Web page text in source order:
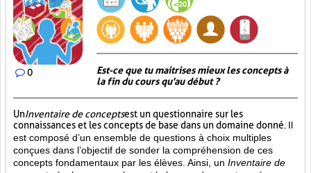
0
Est-ce que tu maitrises mieux les concepts à
la fin du cours qu'au début ?
UnInventaire de conceptsest un questionnaire sur les
connaissances et les concepts de base dans un domaine donné. Il
est composé d’un ensemble de questions à choix multiples
conçues dans l’objectif de sonder la compréhension de ces
concepts fondamentaux par les élèves. Ainsi, un Inventaire de